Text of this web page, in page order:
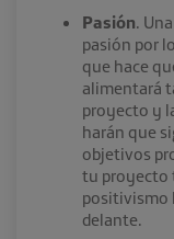
Pasión.
pasión por
que hace
alimentará
proyecto y
harán que
objetivos
tu proyecto
positivismo
delante.